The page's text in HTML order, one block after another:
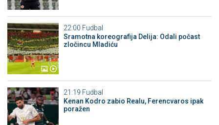
22:00 Fudbal
Sramotna koreografija Delija: Odali počast
zločincu Mladiću
21:19 Fudbal
Kenan Kodro zabio Realu, Ferencvaros ipak
poražen